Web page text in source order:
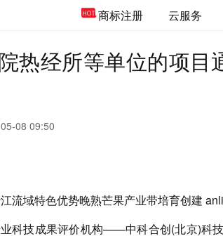
商标注册 云服务
热经所等单位的项目
08 09:50
技成果评价机构——中科合创(北京)科技